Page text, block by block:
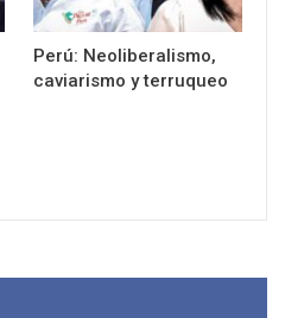
Perú: Neoliberalismo,
caviarismo y terruqueo